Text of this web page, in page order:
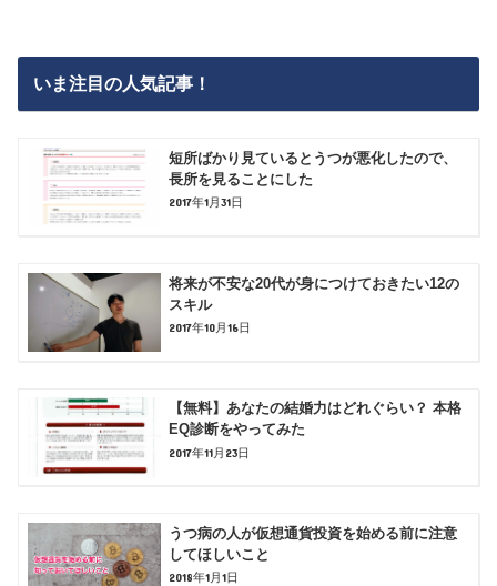
いま注目の人気記事！
短所ばかり見ているとうつが悪化したので、
長所を見ることにした
2017年1月31日
将来が不安な20代が身につけておきたい12の
スキル
2017年10月16日
【無料】あなたの結婚力はどれぐらい？ 本格
EQ診断をやってみた
2017年11月23日
うつ病の人が仮想通貨投資を始める前に注意
してほしいこと
2018年1月1日